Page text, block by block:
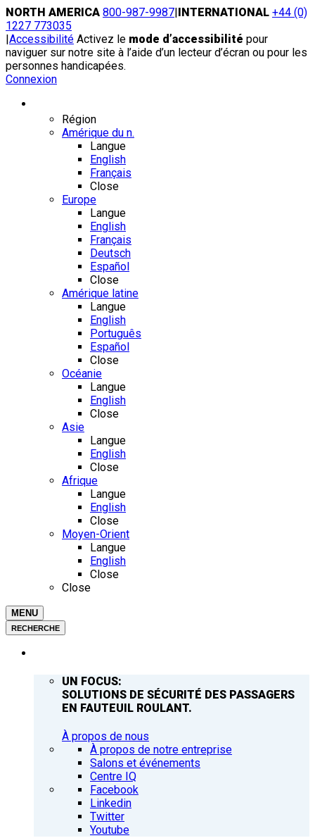
Skip
to
content
NORTH AMERICA 800-987-9987|INTERNATIONAL +44 (0)
1227 773035
|Accessibilité Activez le mode d’accessibilité pour
naviguer sur notre site à l’aide d’un lecteur d’écran ou pour les
personnes handicapées.
Connexion
Région
Amérique du n.
Langue
English
Français
Close
Europe
Langue
English
Français
Deutsch
Español
Close
Amérique latine
Langue
English
Português
Español
Close
Océanie
Langue
English
Close
Asie
Langue
English
Close
Afrique
Langue
English
Close
Moyen-Orient
Langue
English
Close
Close
MENU
RECHERCHE
UN FOCUS:
SOLUTIONS DE SÉCURITÉ DES PASSAGERS
EN FAUTEUIL ROULANT.
À propos de nous
À propos de notre entreprise
Salons et événements
Centre IQ
Facebook
Linkedin
Twitter
Youtube